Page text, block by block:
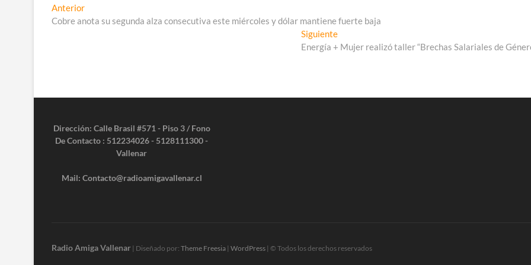
Navegación
de
AnteriorEntrada
anterior:
Cobre anota su segunda alza consecutiva este miércoles y dólar mantiene fuerte baja
SiguienteEntrada
siguiente:
Energía + Mujer realizó taller “Brechas Salariales de
Dirección: Calle Brasil #571 - Piso 3 / Fono
De Contacto : 512234026 - 5128111300 -
Vallenar
Mail: Contacto@radioamigavallenar.cl
Radio Amiga Vallenar | Diseñado por: Theme Freesia | WordPress | © Todos los derechos reservados